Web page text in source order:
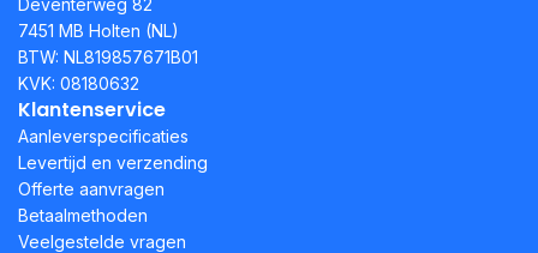
Deventerweg 82
7451 MB Holten (NL)
BTW: NL819857671B01
KVK: 08180632
Klantenservice
Aanleverspecificaties
Levertijd en verzending
Offerte aanvragen
Betaalmethoden
Veelgestelde vragen